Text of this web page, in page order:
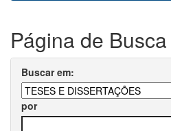
Página de Busca
Buscar em:
por